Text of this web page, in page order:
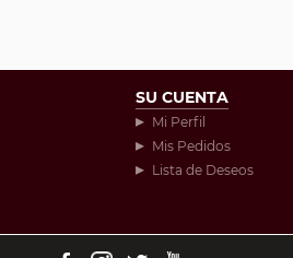
SU CUENTA
Mi Perfil
Mis Pedidos
Lista de Deseos